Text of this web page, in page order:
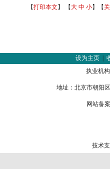
【打印本文 】 【大 中 小】【
设为主页
执业机
地址：北京市朝阳
网站备
技术